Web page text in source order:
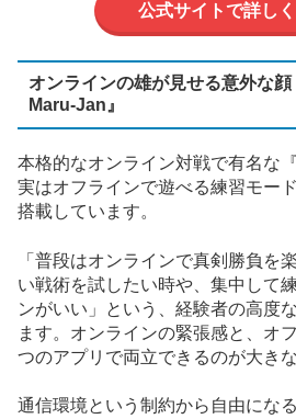
公式サイトで詳し
オンラインの雄が見せる意外な
Maru-Jan』
本格的なオンライン対戦で有名な
実はオフラインで遊べる練習モー
搭載しています。
「普段はオンラインで真剣勝負を
い戦術を試したい時や、集中して
ンがいい」という、経験者の高度
ます。オンラインの緊張感と、オ
つのアプリで両立できるのが大きな
通信環境という制約から自由にな